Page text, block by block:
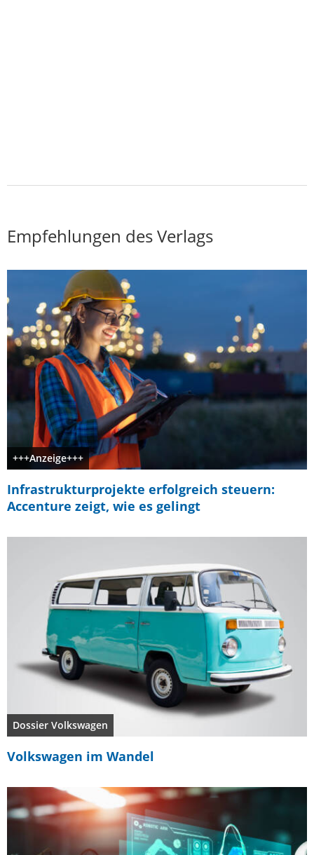
Empfehlungen des Verlags
+++Anzeige+++
Infrastrukturprojekte erfolgreich steuern:
Accenture zeigt, wie es gelingt
Dossier Volkswagen
Volkswagen im Wandel